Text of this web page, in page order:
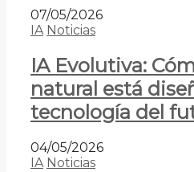
07/05/2026
IA Noticias
IA Evolutiva:
natural está
tecnología del
04/05/2026
IA Noticias